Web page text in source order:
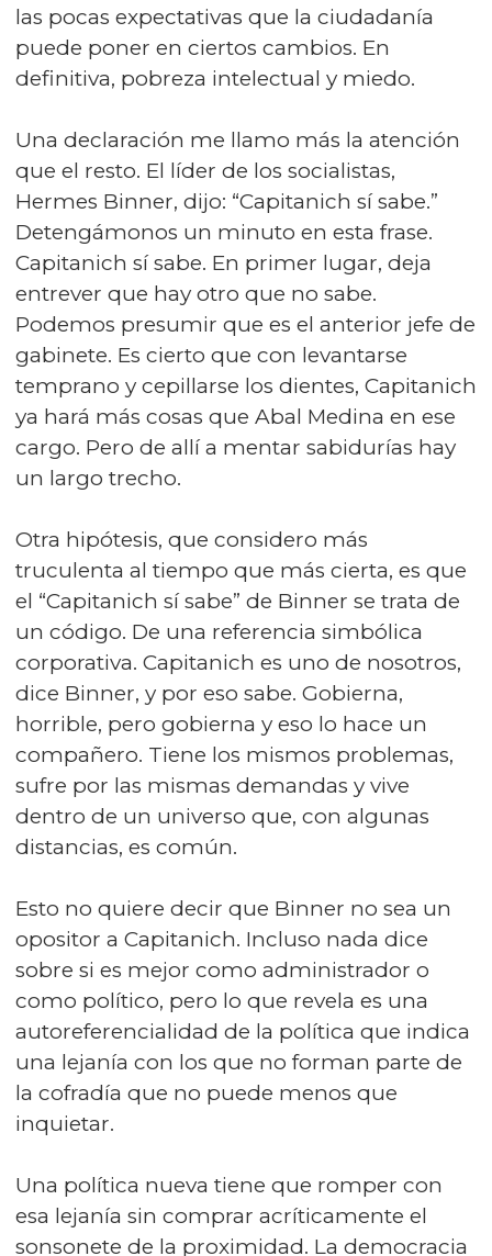
las pocas expectativas que la ciudadanía
puede poner en ciertos cambios. En
definitiva, pobreza intelectual y miedo.
Una declaración me llamo más la atención
que el resto. El líder de los socialistas,
Hermes Binner, dijo: “Capitanich sí sabe.”
Detengámonos un minuto en esta frase.
Capitanich sí sabe. En primer lugar, deja
entrever que hay otro que no sabe.
Podemos presumir que es el anterior jefe de
gabinete. Es cierto que con levantarse
temprano y cepillarse los dientes, Capitanich
ya hará más cosas que Abal Medina en ese
cargo. Pero de allí a mentar sabidurías hay
un largo trecho.
Otra hipótesis, que considero más
truculenta al tiempo que más cierta, es que
el “Capitanich sí sabe” de Binner se trata de
un código. De una referencia simbólica
corporativa. Capitanich es uno de nosotros,
dice Binner, y por eso sabe. Gobierna,
horrible, pero gobierna y eso lo hace un
compañero. Tiene los mismos problemas,
sufre por las mismas demandas y vive
dentro de un universo que, con algunas
distancias, es común.
Esto no quiere decir que Binner no sea un
opositor a Capitanich. Incluso nada dice
sobre si es mejor como administrador o
como político, pero lo que revela es una
autoreferencialidad de la política que indica
una lejanía con los que no forman parte de
la cofradía que no puede menos que
inquietar.
Una política nueva tiene que romper con
esa lejanía sin comprar acríticamente el
sonsonete de la proximidad. La democracia